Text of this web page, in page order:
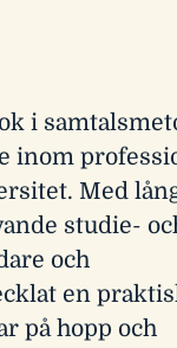
i
inom
Med
studie-
och
en
på hopp och